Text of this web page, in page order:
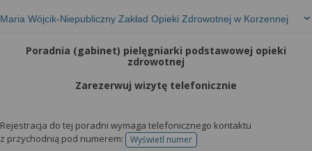
Maria Wójcik-Niepubliczny Zakład Opieki Zdrowotnej w Korzennej
Poradnia (gabinet) pielęgniarki podstawowej opieki
zdrowotnej
Zarezerwuj wizytę telefonicznie
Rejestracja do tej poradni wymaga telefonicznego kontaktu
z przychodnią pod numerem:
Wyświetl numertelefonu do rejestracji